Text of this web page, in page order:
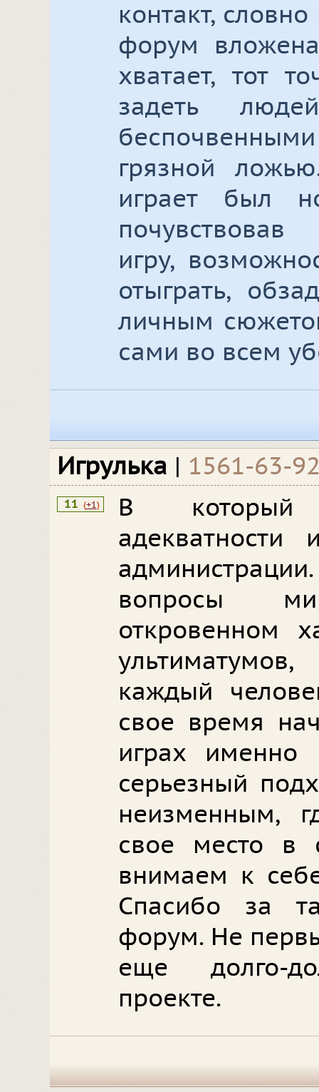
контакт,
форум
хватает, тот
задеть
грязной
играет был
игру,
отыграть,
личным
сами во всем
Игрулька | 1561-63-
11 (+1)
В который
вопросы
откровенном
каждый
свое время
играх именно
серьезный
неизменным,
свое место в
внимаем к
Спасибо за
форум. Не
еще долго-
проекте.